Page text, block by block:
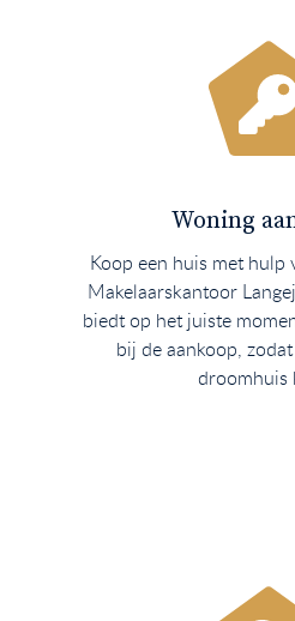
Woning
Koop een huis met hulp
Makelaarskantoor
biedt op het juiste
bij de aankoop,
droomhuis